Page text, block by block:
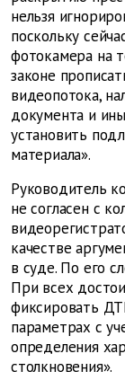
нельзя
поскольку
фотокамера на
законе
видеопотока,
документа и
установить
материала».
Руководитель
не согласен с
качестве
в суде. По его
При всех
фиксировать
параметрах с
определения
столкновения».